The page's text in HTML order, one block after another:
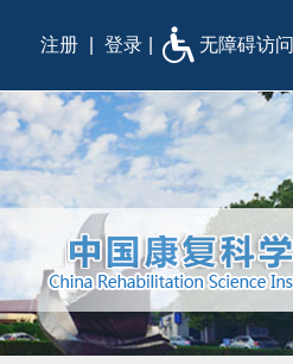
注册 登录 无障碍访问